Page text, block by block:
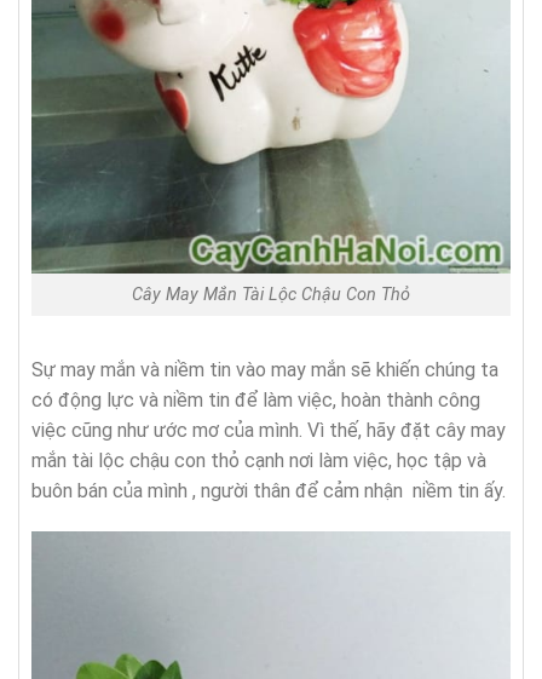
Cây May Mắn Tài Lộc Chậu Con Thỏ
Sự may mắn và niềm tin vào may mắn sẽ khiến chúng ta
có động lực và niềm tin để làm việc, hoàn thành công
việc cũng như ước mơ của mình. Vì thế, hãy đặt cây may
mắn tài lộc chậu con thỏ cạnh nơi làm việc, học tập và
buôn bán của mình , người thân để cảm nhận niềm tin ấy.